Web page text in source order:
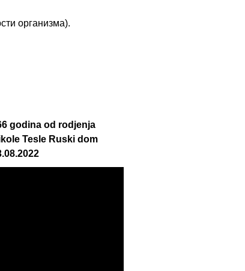
организма).
godina od rodjenja
Tesle Ruski dom